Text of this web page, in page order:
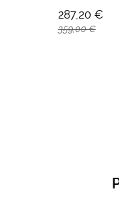
287,20 €
359,00 €